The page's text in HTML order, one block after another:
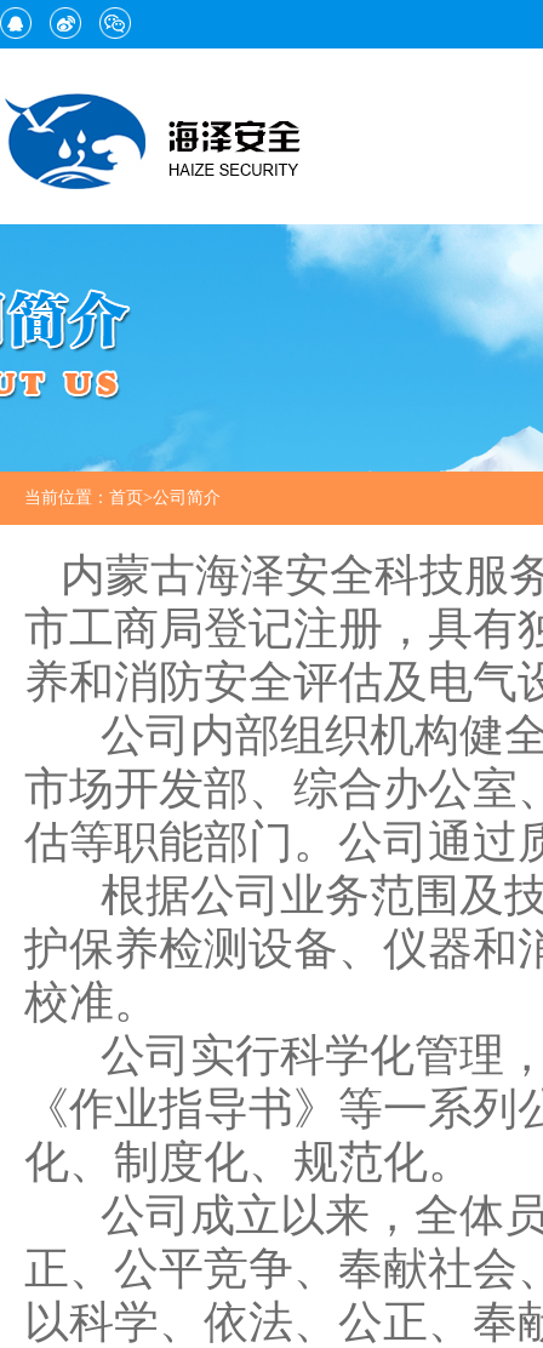
当前位置： 首页>公司简介
内蒙古海泽安全科技服
市工商局登记注册，具有
养和消防安全评估及电气
公司内部组织机构健全
市场开发部、综合办公室
估等职能部门。公司通过
根据公司业务范围及技
护保养检测设备、仪器和
校准。
公司实行科学化管理，
《作业指导书》等一系
化、制度化、规范化。
公司成立以来，全体员
正、公平竞争、奉献社会
以科学、依法、公正、